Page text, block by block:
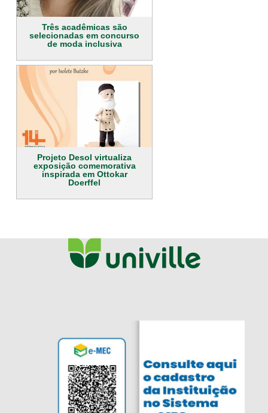
Três acadêmicas são
selecionadas em concurso
de moda inclusiva
Projeto Desol virtualiza
exposição comemorativa
inspirada em Ottokar
Doerffel